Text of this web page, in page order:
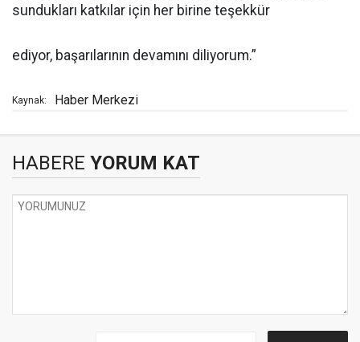
sundukları katkılar için her birine teşekkür
ediyor, başarılarının devamını diliyorum.”
Kaynak: Haber Merkezi
HABERE YORUM KAT